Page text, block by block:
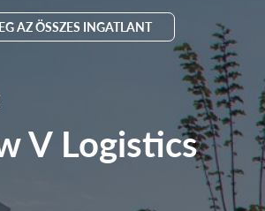
AZ ÖSSZES INGATLANT
V Logistics